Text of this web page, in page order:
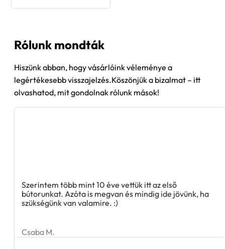
Rólunk mondták
Hiszünk abban, hogy vásárlóink véleménye a
legértékesebb visszajelzés.Köszönjük a bizalmat – itt
olvashatod, mit gondolnak rólunk mások!
Szerintem több mint 10 éve vettük itt az első
bútorunkat. Azóta is megvan és mindig ide jövünk, ha
szükségünk van valamire. :)
Csaba M.